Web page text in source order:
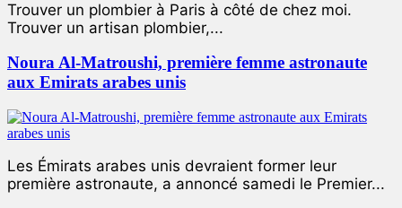
Trouver un plombier à Paris à côté de chez moi.
Trouver un artisan plombier,...
Noura Al-Matroushi, première femme astronaute
aux Emirats arabes unis
Les Émirats arabes unis devraient former leur
première astronaute, a annoncé samedi le Premier...